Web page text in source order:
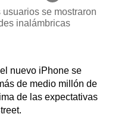
se mostraron
inalámbricas
nuevo iPhone se
de medio millón de
de las expectativas